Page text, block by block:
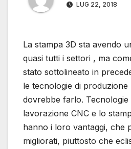
LUG 22, 2018
La stampa 3D sta avendo
quasi tutti i settori , ma
stato sottolineato in
le tecnologie di produzione
dovrebbe farlo.
lavorazione CNC e lo
hanno i loro vantaggi, che
migliorati, piuttosto che